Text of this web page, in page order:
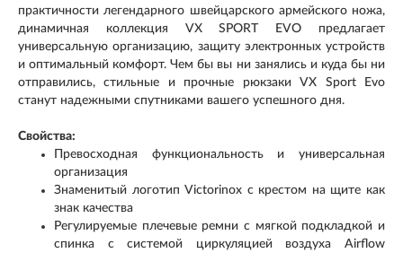
практичности легендарного швейцарского армейского ножа,
динамичная коллекция VX SPORT EVO предлагает
универсальную организацию, защиту электронных устройств
и оптимальный комфорт. Чем бы вы ни занялись и куда бы ни
отправились, стильные и прочные рюкзаки VX Sport Evo
станут надежными спутниками вашего успешного дня.
Свойства:
Превосходная функциональность и универсальная
организация
Знаменитый логотип Victorinox с крестом на щите как
знак качества
Регулируемые плечевые ремни с мягкой подкладкой и
спинка с системой циркуляцией воздуха Airflow